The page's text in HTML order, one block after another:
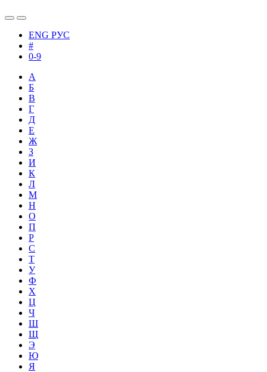
ENG РУС
#
0-9
А
Б
В
Г
Д
Е
Ж
З
И
К
Л
М
Н
О
П
Р
С
Т
У
Ф
Х
Ц
Ч
Ш
Щ
Э
Ю
Я